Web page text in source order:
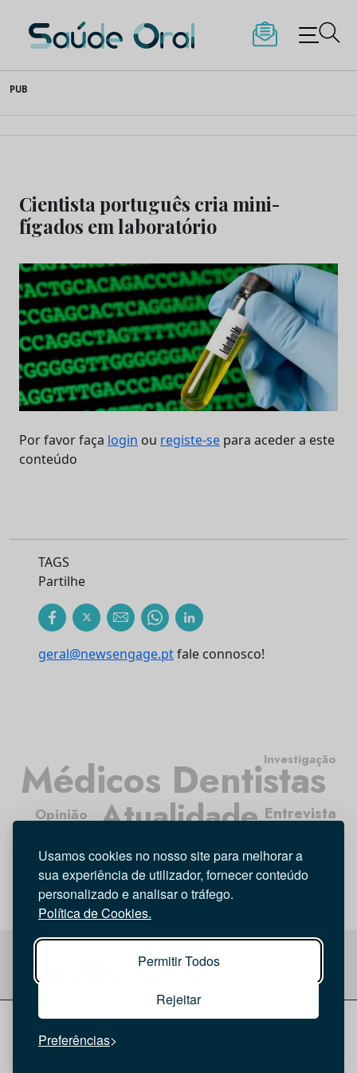
Usamos cookies no nosso site para melhorar a
sua experiência de utilizador, fornecer conteúdo
personalizado e analisar o tráfego.
Política de Cookies.
Permitir Todos
Rejeitar
Preferências
to
content
Saúde Oral
PUB
Cientista português cria mini-
fígados em laboratório
Por favor faça login ou registe-se para aceder a este
conteúdo
TAGS
Partilhe
geral@newsengage.ptfale connosco!
Atualidade
Médicos Dentistas
Higiene Oral
Entrevista
Opinião
Investigação
Política de privacidade